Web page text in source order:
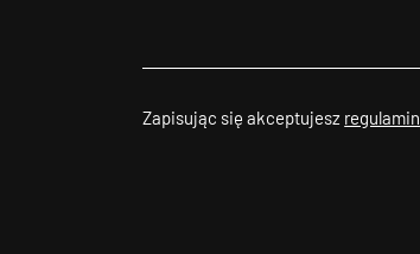
Zapisując się akceptujesz regulamin